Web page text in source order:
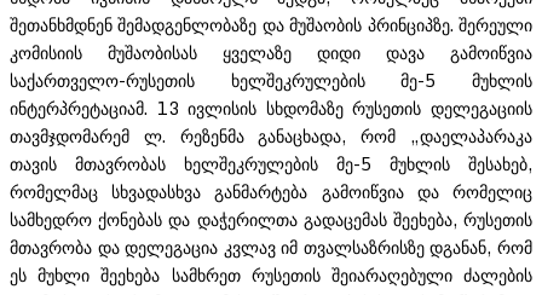
შეთანხმდნენ შემადგენლობაზე და მუშაობის პრინციპზე. შერეული
კომისიის მუშაობისას ყველაზე დიდი დავა გამოიწვია
საქართველო-რუსეთის ხელშეკრულების მე-5 მუხლის
ინტერპრეტაციამ. 13 ივლისის სხდომაზე რუსეთის დელეგაციის
თავმჯდომარემ ლ. რეზენმა განაცხადა, რომ „დაელაპარაკა
თავის მთავრობას ხელშეკრულების მე-5 მუხლის შესახებ,
რომელმაც სხვადასხვა განმარტება გამოიწვია და რომელიც
სამხედრო ქონებას და დაჭერილთა გადაცემას შეეხება, რუსეთის
მთავრობა და დელეგაცია კვლავ იმ თვალსაზრისზე დგანან, რომ
ეს მუხლი შეეხება სამხრეთ რუსეთის შეიარაღებული ძალების